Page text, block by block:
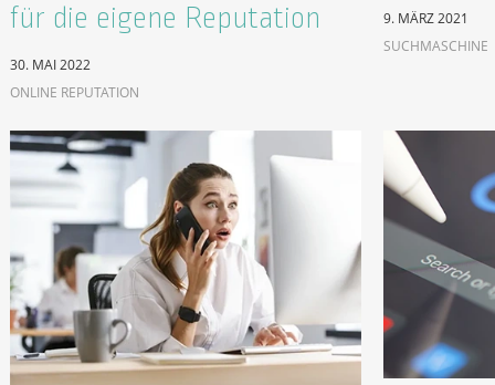
für die eigene Reputation
30. MAI 2022
ONLINE REPUTATION
9. MÄRZ 2021
SUCHMASCHINE